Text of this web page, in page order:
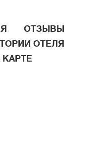
ОТЗЫВЫ
ОТЕЛЯ